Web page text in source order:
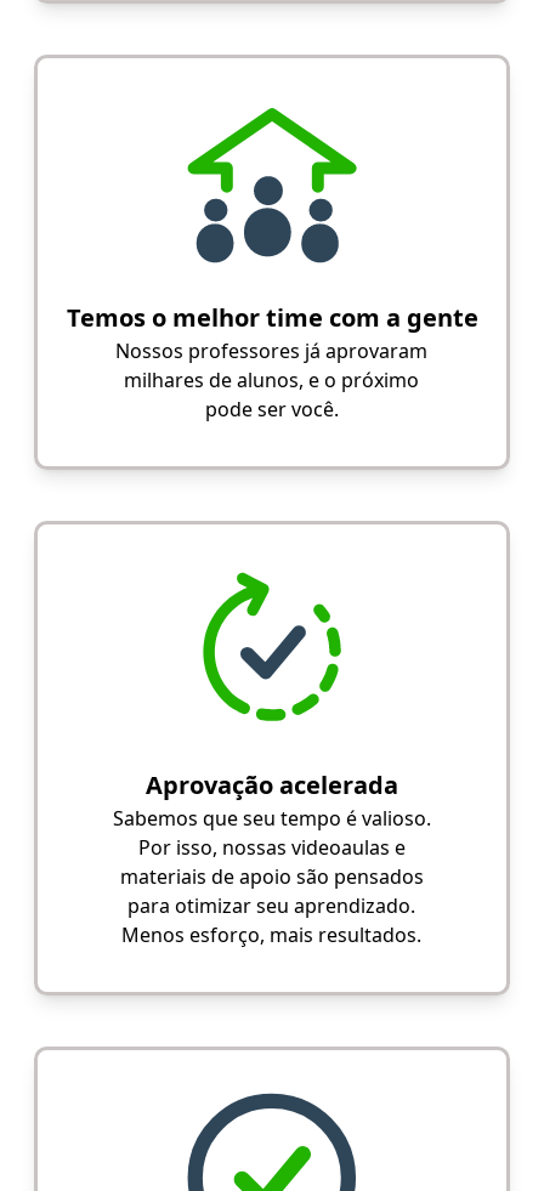
Temos o melhor time com a gente
Nossos professores já aprovaram
milhares de alunos, e o próximo
pode ser você.
Aprovação acelerada
Sabemos que seu tempo é valioso.
Por isso, nossas videoaulas e
materiais de apoio são pensados
para otimizar seu aprendizado.
Menos esforço, mais resultados.